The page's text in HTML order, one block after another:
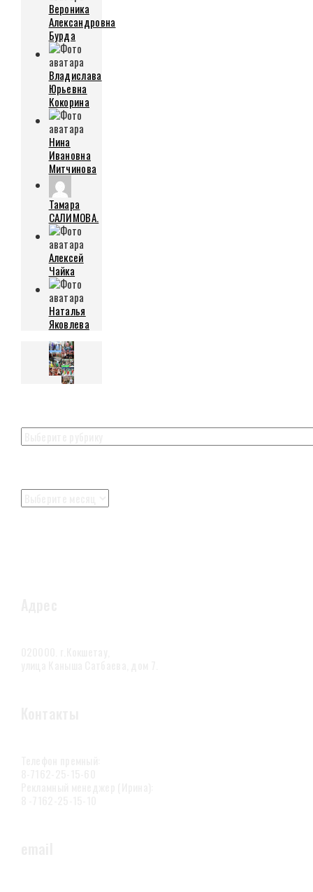
Вероника
Александровна
Бурда
Владислава
Юрьевна
Кокорина
Нина
Ивановна
Митчинова
Тамара
САЛИМОВА.
Алексей
Чайка
Наталья
Яковлева
Рубрики
Архивы